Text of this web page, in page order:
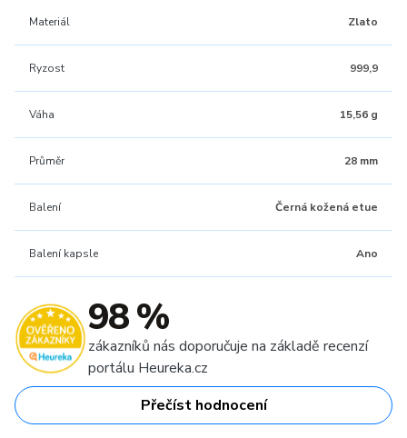
Materiál Zlato
Ryzost 999,9
Váha 15,56 g
Průměr 28 mm
Balení Černá kožená etue
Balení kapsle Ano
98 %
zákazníků nás doporučuje na základě recenzí
portálu Heureka.cz
Přečíst hodnocení